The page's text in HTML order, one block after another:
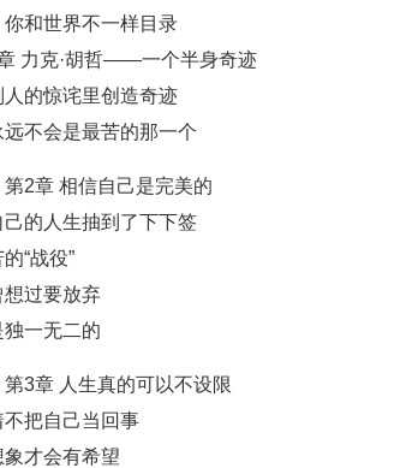
你和世界不一样目录
力克·胡哲——一个半身奇迹
人的惊诧里创造奇迹
远不会是最苦的那一个
第2章 相信自己是完美的
己的人生抽到了下下签
“战役”
想过要放弃
独一无二的
第3章 人生真的可以不设限
不把自己当回事
象才会有希望